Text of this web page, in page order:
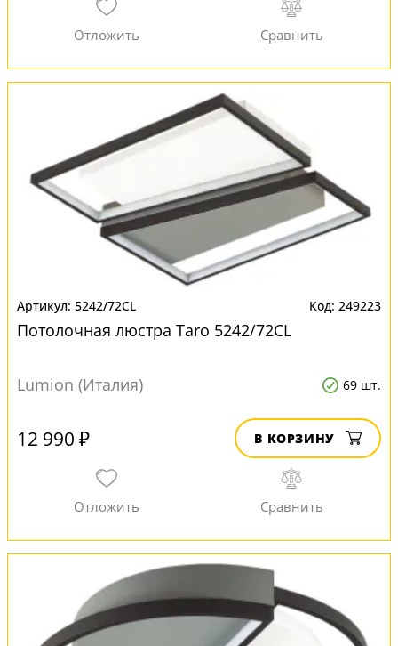
5242/72CL 249223
Потолочная люстра Taro 5242/72CL
Lumion (Италия) 69 шт.
12 990 ₽ В КОРЗИНУ